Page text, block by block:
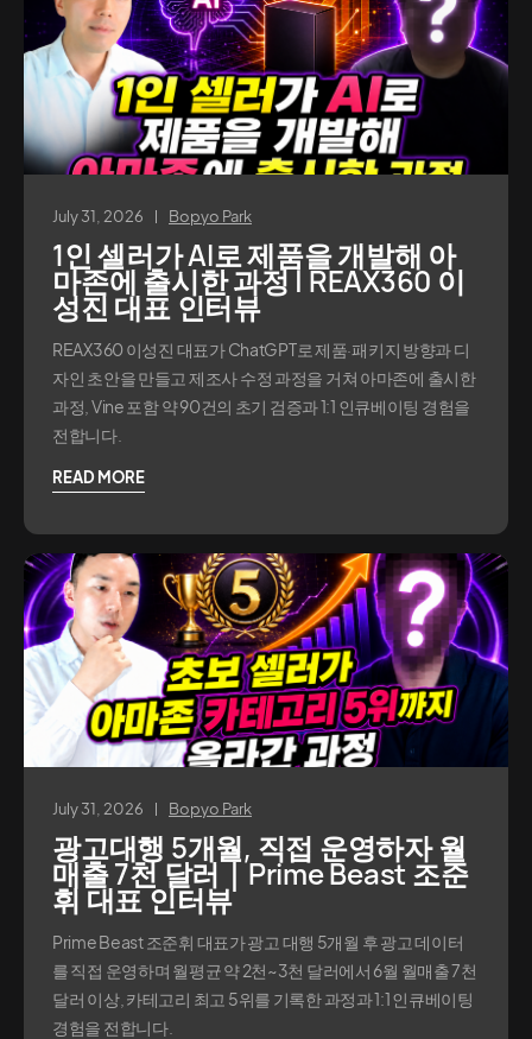
July 31, 2026 Bopyo Park
1인 셀러가 AI로 제품을 개발해 아
마존에 출시한 과정 | REAX360 이
성진 대표 인터뷰
REAX360 이성진 대표가 ChatGPT로 제품·패키지 방향과 디
자인 초안을 만들고 제조사 수정 과정을 거쳐 아마존에 출시한
과정, Vine 포함 약 90건의 초기 검증과 1:1 인큐베이팅 경험을
전합니다.
READ MORE
July 31, 2026 Bopyo Park
광고대행 5개월, 직접 운영하자 월
매출 7천 달러｜Prime Beast 조준
휘 대표 인터뷰
Prime Beast 조준휘 대표가 광고 대행 5개월 후 광고 데이터
를 직접 운영하며 월평균 약 2천~3천 달러에서 6월 월매출 7천
달러 이상, 카테고리 최고 5위를 기록한 과정과 1:1 인큐베이팅
경험을 전합니다.